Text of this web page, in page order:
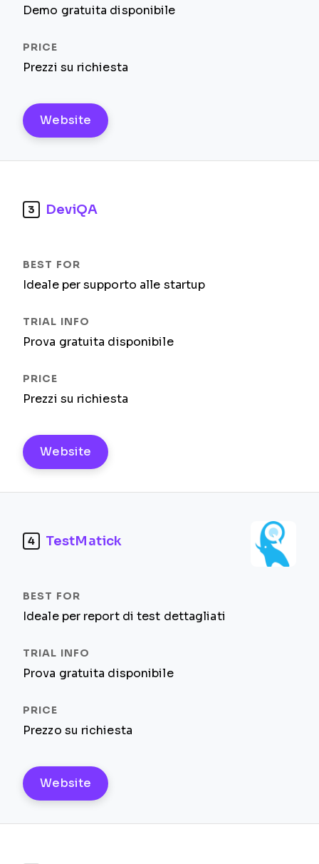
Demo gratuita disponibile
Prezzi su richiesta
Website
3 DeviQA
Ideale per supporto alle startup
Prova gratuita disponibile
Prezzi su richiesta
Website
4 TestMatick
Ideale per report di test dettagliati
Prova gratuita disponibile
Prezzo su richiesta
Website